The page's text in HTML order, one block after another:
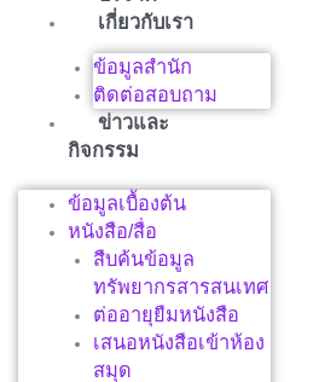
เกี่ยวกับเรา
ข้อมูลสำนัก
ติดต่อสอบถาม
ข่าวและ
กิจกรรม
ข้อมูลเบื้องต้น
หนังสือ/สื่อ
สืบค้นข้อมูล
ทรัพยากรสารสนเทศ
ต่ออายุยืมหนังสือ
เสนอหนังสือเข้าห้อง
สมุด